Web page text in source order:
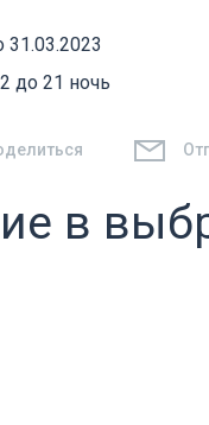
31.03.2023
до 21 ночь
в